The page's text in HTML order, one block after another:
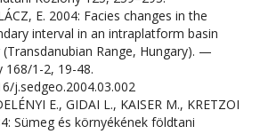
E. 2004: Facies changes in the
interval in an intraplatform basin
Range, Hungary). —
168/1-2, 19-48.
j.sedgeo.2004.03.002
E., GIDAI L., KAISER M., KRETZOI
Sümeg és környékének földtani